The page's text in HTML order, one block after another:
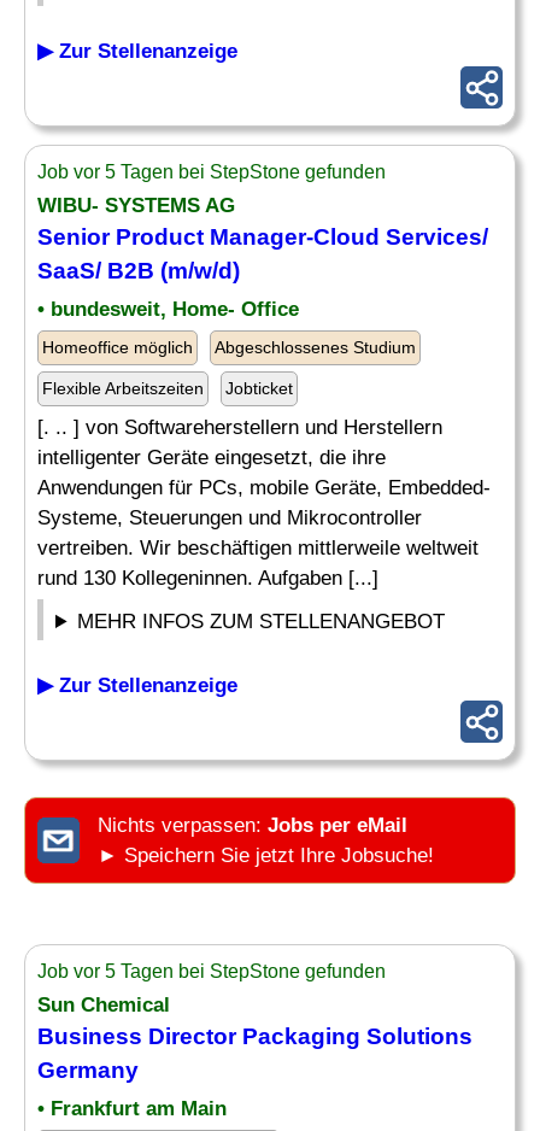
▶ Zur Stellenanzeige
Job vor 5 Tagen bei StepStone gefunden
WIBU- SYSTEMS AG
Senior Product Manager-Cloud Services/
SaaS/ B2B (m/w/d)
• bundesweit, Home- Office
Homeoffice möglich Abgeschlossenes Studium
Flexible Arbeitszeiten Jobticket
[. .. ] von Softwareherstellern und Herstellern
intelligenter Geräte eingesetzt, die ihre
Anwendungen für PCs, mobile Geräte, Embedded-
Systeme, Steuerungen und Mikrocontroller
vertreiben. Wir beschäftigen mittlerweile weltweit
rund 130 Kollegeninnen. Aufgaben [...]
MEHR INFOS ZUM STELLENANGEBOT
▶ Zur Stellenanzeige
Nichts verpassen: Jobs per eMail
► Speichern Sie jetzt Ihre Jobsuche!
Job vor 5 Tagen bei StepStone gefunden
Sun Chemical
Business DirectorPackaging Solutions
Germany
• Frankfurt am Main